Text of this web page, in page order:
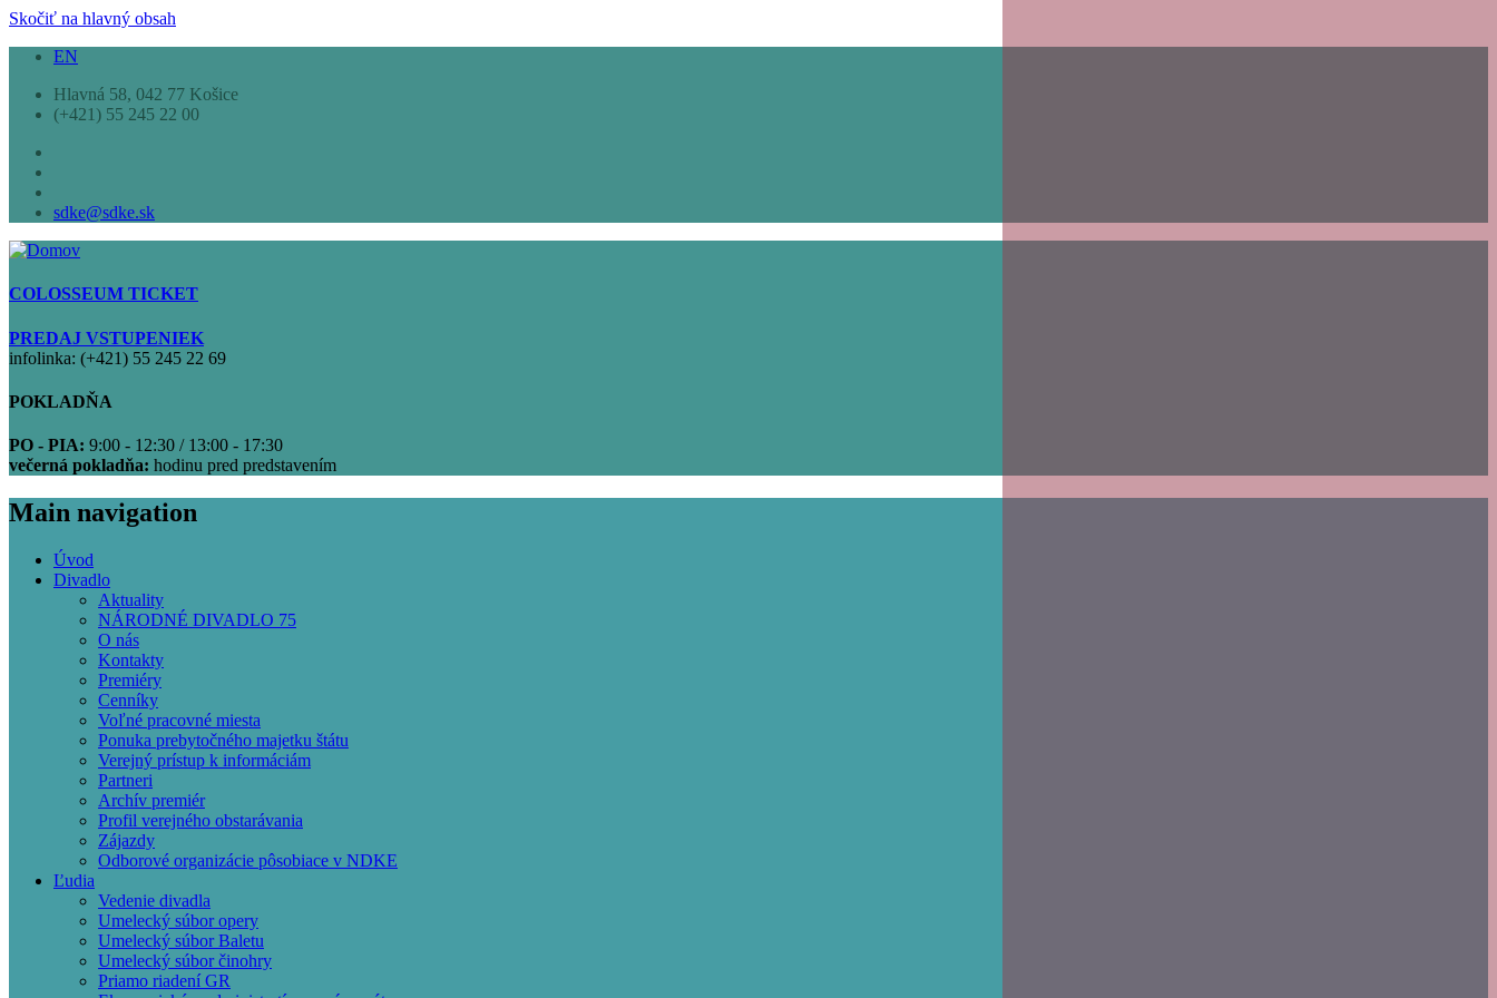
Skočiť na hlavný obsah
EN
Hlavná 58, 042 77 Košice
(+421) 55 245 22 00
sdke@sdke.sk
COLOSSEUM TICKET
PREDAJ VSTUPENIEK
infolinka: (+421) 55 245 22 69
POKLADŇA
PO - PIA: 9:00 - 12:30 / 13:00 - 17:30
večerná pokladňa: hodinu pred predstavením
Main navigation
Úvod
Divadlo
Aktuality
NÁRODNÉ DIVADLO 75
O nás
Kontakty
Premiéry
Cenníky
Voľné pracovné miesta
Ponuka prebytočného majetku štátu
Verejný prístup k informáciám
Partneri
Archív premiér
Profil verejného obstarávania
Zájazdy
Odborové organizácie pôsobiace v NDKE
Ľudia
Vedenie divadla
Umelecký súbor opery
Umelecký súbor Baletu
Umelecký súbor činohry
Priamo riadení GR